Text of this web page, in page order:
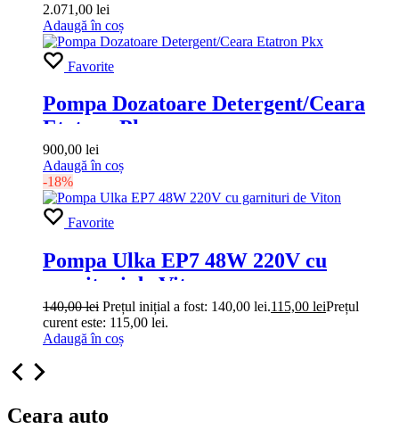
2.071,00 lei
Adaugă în coș
Favorite
Pompa Dozatoare Detergent/Ceara
Etatron Pkx
900,00 lei
Adaugă în coș
-18%
Favorite
Pompa Ulka EP7 48W 220V cu
garnituri de Viton
140,00lei Prețul inițial a fost: 140,00 lei.115,00 leiPrețul
curent este: 115,00 lei.
Adaugă în coș
Ceara auto